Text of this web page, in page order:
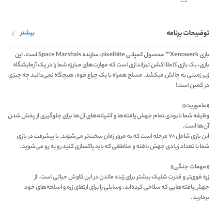
توضیحات برنامه بیشتر
بازی Xenowerk™ محصول کمپانی pixelbite، سازنده Space Marshals است. این
بازی، یک بازی کاملا اکشن تیراندازی است که مهارت‌های مبارزه شما را در یک آزمایشگاه
زیر زمینی به چالش میکشد. مسلح همراه با یک چراغ قوه، هیچگاه نمی‌دانید چه چیزی
در کمین است!
«ماموریت»
وظیفه شما نابودی تمام جهش یافته‌ها و آشیانه‌های آن‌ها برای جلوگیری از پخش شدن
آن‌ها است.
این بازی شامل ۷۰ مرحله است که به مرور زمان سخت‌تر می‌شوند. با پیشرفت در بازی
شما با تعداد زیادی جهش یافته و مناطقی که باید پاکسازی کنید رو به رو می‌شوید.
«مهمات جنگی»
زره قوی‌تر و قدرت شلیک بیشتر برای زنده ماندن در این کاوش حیاتی است. از
جهش‌یافته‌هایی که سلاخی کرده‌اید، وسایلی را برای ارتقای زره و اسلحه‌های خود
بردارید.